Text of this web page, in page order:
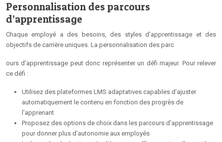
Personnalisation des parcours
d’apprentissage
Chaque employé a des besoins, des styles d’apprentissage et des
objectifs de carrière uniques. La personnalisation des parc
ours d’apprentissage peut donc représenter un défi majeur. Pour relever
ce défi :
Utilisez des plateformes LMS adaptatives capables d’ajuster
automatiquement le contenu en fonction des progrès de
l’apprenant
Proposez des options de choix dans les parcours d’apprentissage
pour donner plus d’autonomie aux employés